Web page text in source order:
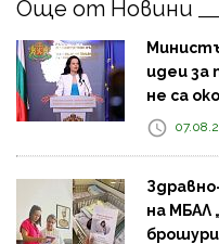
Още от Новини
идеи за
не са
на МБАЛ